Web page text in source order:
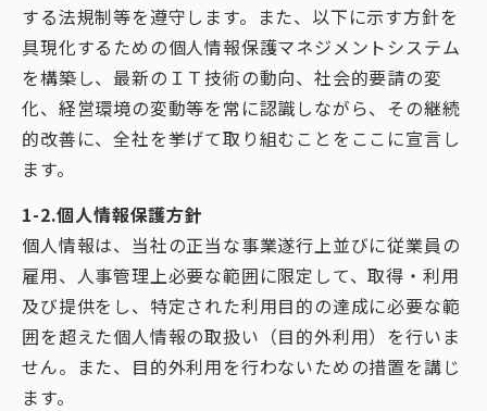
する法規制等を遵守します。また、以下に示す方針を
具現化するための個人情報保護マネジメントシステム
を構築し、最新のＩＴ技術の動向、社会的要請の変
化、経営環境の変動等を常に認識しながら、その継続
的改善に、全社を挙げて取り組むことをここに宣言し
ます。
1-2.個人情報保護方針
個人情報は、当社の正当な事業遂行上並びに従業員の
雇用、人事管理上必要な範囲に限定して、取得・利用
及び提供をし、特定された利用目的の達成に必要な範
囲を超えた個人情報の取扱い（目的外利用）を行いま
せん。また、目的外利用を行わないための措置を講じ
ます。